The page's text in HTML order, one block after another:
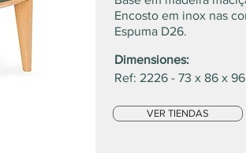
Encosto em inox nas
Espuma D26.
Dimensiones:
Ref: 2226 - 73 x 86 x
VER TIENDAS